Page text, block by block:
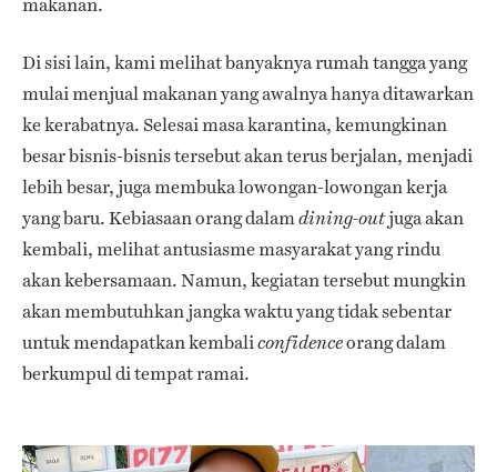
Di sisi lain, kami melihat banyaknya rumah tangga yang
mulai menjual makanan yang awalnya hanya ditawarkan
ke kerabatnya. Selesai masa karantina, kemungkinan
besar bisnis-bisnis tersebut akan terus berjalan, menjadi
lebih besar, juga membuka lowongan-lowongan kerja
yang baru. Kebiasaan orang dalamdining-outjuga akan
kembali, melihat antusiasme masyarakat yang rindu
akan kebersamaan. Namun, kegiatan tersebut mungkin
akan membutuhkan jangka waktu yang tidak sebentar
untuk mendapatkan kembaliconfidenceorang dalam
berkumpul di tempat ramai.